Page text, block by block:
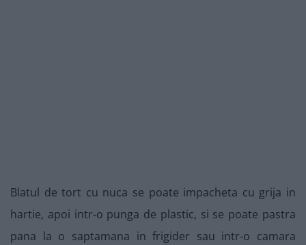
Blatul de tort cu nuca se poate impacheta cu grija in
hartie, apoi intr-o punga de plastic, si se poate pastra
pana la o saptamana in frigider sau intr-o camara